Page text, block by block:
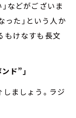
などがございま
った」という人か
もけなすも長文
ド”」
ましょう。ラジ